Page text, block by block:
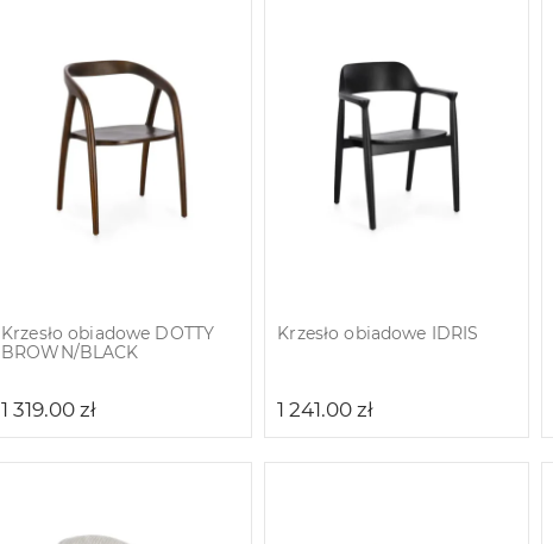
Krzesło obiadowe DOTTY
BROWN/BLACK
1 319.00 zł
Krzesło obiadowe IDRIS
1 241.00zł